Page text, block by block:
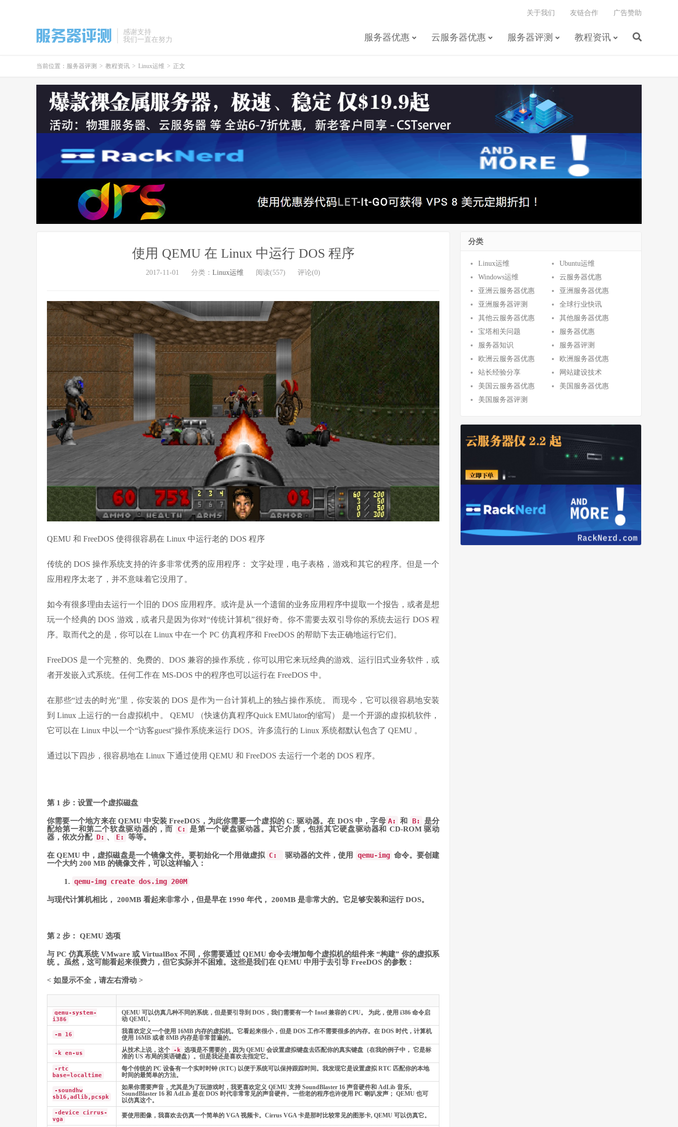
感谢支持
我们一直在努力
服务器优惠 云服务器优惠 服务器评测 教程资讯
关于我们 友链合作 广告赞助
当前位置： 服务器评测 > 教程资讯 > Linux运维 > 正文
使用 QEMU 在 Linux 中运行 DOS 程序
2017-11-01 分类： Linux运维 阅读(557) 评论(0)
QEMU 和 FreeDOS 使得很容易在 Linux 中运行老的 DOS 程序
传统的 DOS 操作系统支持的许多非常优秀的应用程序： 文字处理，电子表格，游戏和其它的程序。但是一个
应用程序太老了，并不意味着它没用了。
如今有很多理由去运行一个旧的 DOS 应用程序。或许是从一个遗留的业务应用程序中提取一个报告，或者是想
玩一个经典的 DOS 游戏，或者只是因为你对“传统计算机”很好奇。你不需要去双引导你的系统去运行 DOS 程
序。取而代之的是，你可以在 Linux 中在一个 PC 仿真程序和 FreeDOS 的帮助下去正确地运行它们。
FreeDOS 是一个完整的、免费的、DOS 兼容的操作系统，你可以用它来玩经典的游戏、运行旧式业务软件，或
者开发嵌入式系统。任何工作在 MS-DOS 中的程序也可以运行在 FreeDOS 中。
在那些“过去的时光”里，你安装的 DOS 是作为一台计算机上的独占操作系统。 而现今，它可以很容易地安装
到 Linux 上运行的一台虚拟机中。 QEMU （快速仿真程序Quick EMUlator的缩写） 是一个开源的虚拟机软件，
它可以在 Linux 中以一个“访客guest”操作系统来运行 DOS。许多流行的 Linux 系统都默认包含了 QEMU 。
通过以下四步，很容易地在 Linux 下通过使用 QEMU 和 FreeDOS 去运行一个老的 DOS 程序。
第 1 步：设置一个虚拟磁盘
你需要一个地方来在 QEMU 中安装 FreeDOS，为此你需要一个虚拟的 C: 驱动器。在 DOS 中，字母 A: 和 B:
是分
配给第一和第二个软盘驱动器的，而
C:
是第一个硬盘驱动器。其它介质，包括其它硬盘驱动器和 CD-ROM 驱动
器，依次分配 D: 、 E: 等等。
在 QEMU 中，虚拟磁盘是一个镜像文件。要初始化一个用做虚拟 C: 驱动器的文件，使用 qemu-img 命令。要创建
一个大约 200 MB 的镜像文件，可以这样输入：
qemu-img create dos.img 200M
与现代计算机相比， 200MB 看起来非常小，但是早在 1990 年代， 200MB 是非常大的。它足够安装和运行 DOS。
第 2 步： QEMU 选项
与 PC 仿真系统 VMware 或 VirtualBox 不同，你需要通过 QEMU 命令去增加每个虚拟机的组件来 “构建” 你的虚拟系
统 。虽然，这可能看起来很费力，但它实际并不困难。这些是我们在 QEMU 中用于去引导 FreeDOS 的参数：
< 如显示不全，请左右滑动 >
qemu-system-
i386
QEMU 可以仿真几种不同的系统，但是要引导到 DOS，我们需要有一个 Intel 兼容的 CPU。 为此，使用 i386 命令启
动 QEMU。
-m 16
我喜欢定义一个使用 16MB 内存的虚拟机。它看起来很小，但是 DOS 工作不需要很多的内存。在 DOS 时代，计算机
使用 16MB 或者 8MB 内存是非常普遍的。
-k en-us 从技术上说，这个 -k 选项是不需要的，因为 QEMU 会设置虚拟键盘去匹配你的真实键盘（在我的例子中， 它是标
准的 US 布局的英语键盘）。但是我还是喜欢去指定它。
-rtc
base=localtime
每个传统的 PC 设备有一个实时时钟 (RTC) 以便于系统可以保持跟踪时间。我发现它是设置虚拟 RTC 匹配你的本地
时间的最简单的方法。
-soundhw
sb16,adlib,pcspk
如果你需要声音，尤其是为了玩游戏时，我更喜欢定义 QEMU 支持 SoundBlaster 16 声音硬件和 AdLib 音乐。
SoundBlaster 16 和 AdLib 是在 DOS 时代非常常见的声音硬件。一些老的程序也许使用 PC 喇叭发声； QEMU 也可
以仿真这个。
-device cirrus-
vga
要使用图像，我喜欢去仿真一个简单的 VGA 视频卡。Cirrus VGA 卡是那时比较常见的图形卡, QEMU 可以仿真它。
分类
Linux运维
Ubuntu运维
Windows运维
云服务器优惠
亚洲云服务器优惠
亚洲服务器优惠
亚洲服务器评测
全球行业快讯
其他云服务器优惠
其他服务器优惠
宝塔相关问题
服务器优惠
服务器知识
服务器评测
欧洲云服务器优惠
欧洲服务器优惠
站长经验分享
网站建设技术
美国云服务器优惠
美国服务器优惠
美国服务器评测